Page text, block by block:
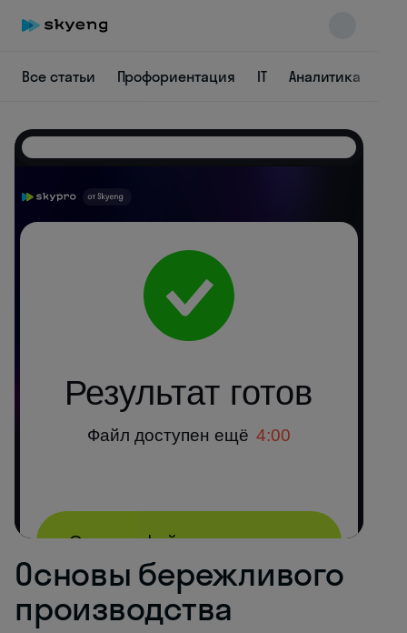
Все статьи Профориентация IT Аналитика
Основы бережливого
производства